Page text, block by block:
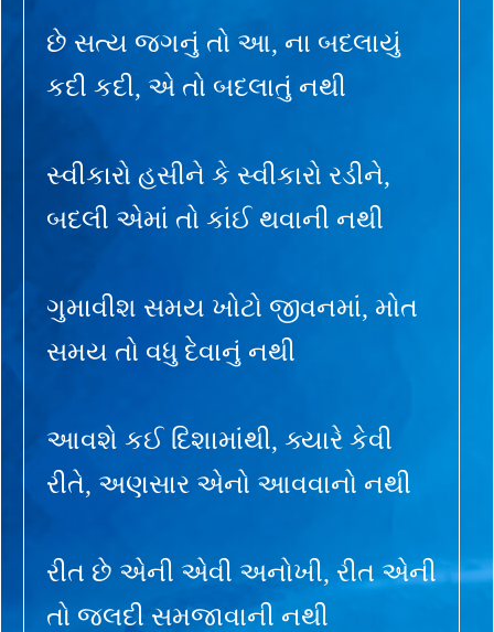
છે સત્ય જગનું તો આ, ના બદલાયું
કદી કદી, એ તો બદલાતું નથી
સ્વીકારો હસીને કે સ્વીકારો રડીને,
બદલી એમાં તો કાંઈ થવાની નથી
ગુમાવીશ સમય ખોટો જીવનમાં, મોત
સમય તો વધુ દેવાનું નથી
આવશે કઈ દિશામાંથી, ક્યારે કેવી
રીતે, અણસાર એનો આવવાનો નથી
રીત છે એની એવી અનોખી, રીત એની
તો જલદી સમજાવાની નથી